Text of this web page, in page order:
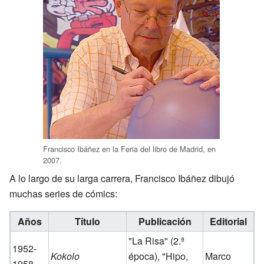
Francisco Ibáñez en la Feria del libro de Madrid, en
2007.
A lo largo de su larga carrera, Francisco Ibáñez dibujó
muchas series de cómics:
Años Título Publicación
Editorial
1952-
Kokolo
"La Risa" (2.ª
época), "Hipo,
Marco